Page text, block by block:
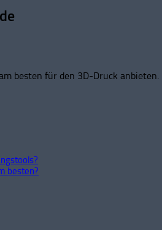
besten für den 3D-Druck anbieten.
besten?